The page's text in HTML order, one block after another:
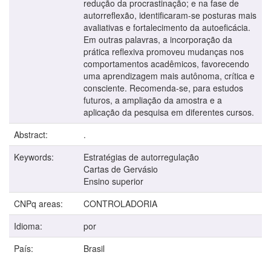
redução da procrastinação; e na fase de
autorreflexão, identificaram-se posturas mais
avaliativas e fortalecimento da autoeficácia.
Em outras palavras, a incorporação da
prática reflexiva promoveu mudanças nos
comportamentos acadêmicos, favorecendo
uma aprendizagem mais autônoma, crítica e
consciente. Recomenda-se, para estudos
futuros, a ampliação da amostra e a
aplicação da pesquisa em diferentes cursos.
Abstract:
.
Keywords:
Estratégias de autorregulação
Cartas de Gervásio
Ensino superior
CNPq areas:
CONTROLADORIA
Idioma:
por
País:
Brasil